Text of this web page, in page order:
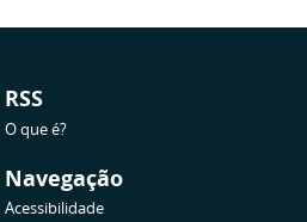
RSS
O que é?
Navegação
Acessibilidade